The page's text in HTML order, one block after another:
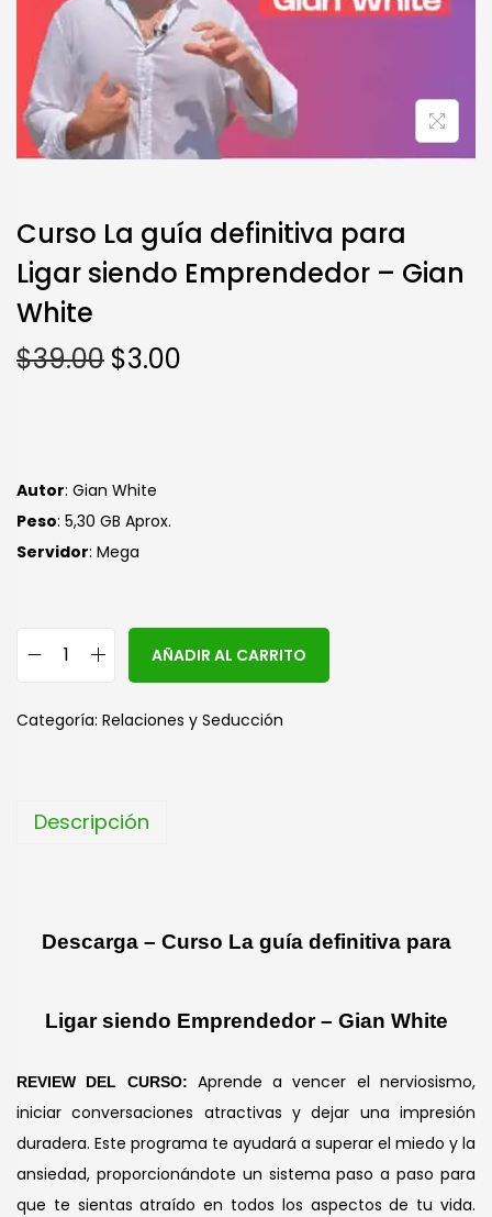
Curso La guía definitiva para
Ligar siendo Emprendedor – Gian
White
$39.00 $3.00
Autor: Gian White
Peso: 5,30 GB Aprox.
Servidor: Mega
AÑADIR AL CARRITO
e
Categoría: Relaciones y Seducción
Descripción
Descarga – Curso La guía definitiva para
Ligar siendo Emprendedor – Gian White
REVIEW DEL CURSO: Aprende a vencer el nerviosismo,
iniciar conversaciones atractivas y dejar una impresión
duradera. Este programa te ayudará a superar el miedo y la
ansiedad, proporcionándote un sistema paso a paso para
que te sientas atraído en todos los aspectos de tu vida.